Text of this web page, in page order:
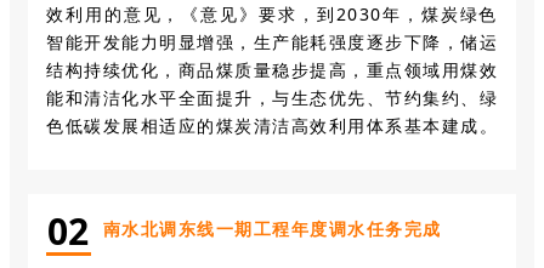
效利用的意见，《意见》要求，到2030年，煤炭绿色
智能开发能力明显增强，生产能耗强度逐步下降，储运
结构持续优化，商品煤质量稳步提高，重点领域用煤效
能和清洁化水平全面提升，与生态优先、节约集约、绿
色低碳发展相适应的煤炭清洁高效利用体系基本建成。
02 南水北调东线一期工程年度调水任务完成